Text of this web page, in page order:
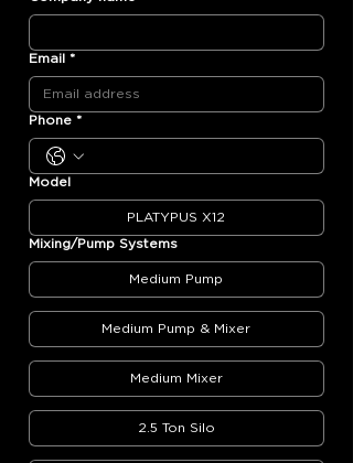
Email *
Phone *
Model
PLATYPUS X12
Mixing/Pump Systems
Medium Pump
Medium Pump & Mixer
Medium Mixer
2.5 Ton Silo